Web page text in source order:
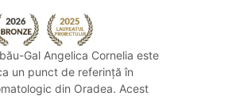
Gal Angelica Cornelia este
un punct de referință în
din Oradea. Acest